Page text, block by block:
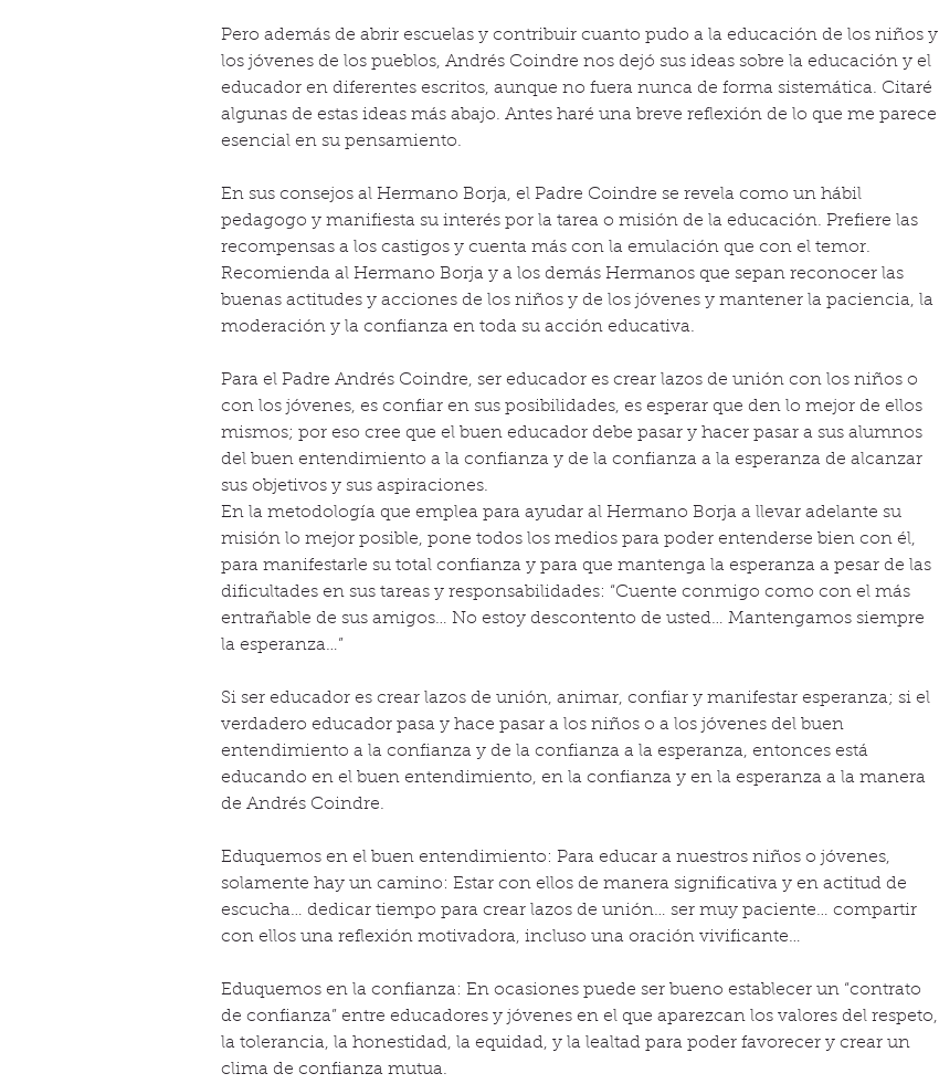
Pero además de abrir escuelas y contribuir cuanto pudo a la educación de los niños y
los jóvenes de los pueblos, Andrés Coindre nos dejó sus ideas sobre la educación y el
educador en diferentes escritos, aunque no fuera nunca de forma sistemática. Citaré
algunas de estas ideas más abajo. Antes haré una breve reflexión de lo que me parece
esencial en su pensamiento.
En sus consejos al Hermano Borja, el Padre Coindre se revela como un hábil
pedagogo y manifiesta su interés por la tarea o misión de la educación. Prefiere las
recompensas a los castigos y cuenta más con la emulación que con el temor.
Recomienda al Hermano Borja y a los demás Hermanos que sepan reconocer las
buenas actitudes y acciones de los niños y de los jóvenes y mantener la paciencia, la
moderación y la confianza en toda su acción educativa.
Para el Padre Andrés Coindre, ser educador es crear lazos de unión con los niños o
con los jóvenes, es confiar en sus posibilidades, es esperar que den lo mejor de ellos
mismos; por eso cree que el buen educador debe pasar y hacer pasar a sus alumnos
del buen entendimiento a la confianza y de la confianza a la esperanza de alcanzar
sus objetivos y sus aspiraciones.
En la metodología que emplea para ayudar al Hermano Borja a llevar adelante su
misión lo mejor posible, pone todos los medios para poder entenderse bien con él,
para manifestarle su total confianza y para que mantenga la esperanza a pesar de las
dificultades en sus tareas y responsabilidades: “Cuente conmigo como con el más
entrañable de sus amigos… No estoy descontento de usted… Mantengamos siempre
la esperanza…”
Si ser educador es crear lazos de unión, animar, confiar y manifestar esperanza; si el
verdadero educador pasa y hace pasar a los niños o a los jóvenes del buen
entendimiento a la confianza y de la confianza a la esperanza, entonces está
educando en el buen entendimiento, en la confianza y en la esperanza a la manera
de Andrés Coindre.
Eduquemos en el buen entendimiento: Para educar a nuestros niños o jóvenes,
solamente hay un camino: Estar con ellos de manera significativa y en actitud de
escucha… dedicar tiempo para crear lazos de unión… ser muy paciente… compartir
con ellos una reflexión motivadora, incluso una oración vivificante…
Eduquemos en la confianza: En ocasiones puede ser bueno establecer un “contrato
de confianza” entre educadores y jóvenes en el que aparezcan los valores del respeto,
la tolerancia, la honestidad, la equidad, y la lealtad para poder favorecer y crear un
clima de confianza mutua.